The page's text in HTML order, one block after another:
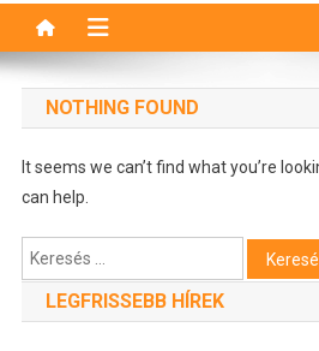
NOTHING FOUND
It seems we can’t find what you’re
can help.
Keresés:
LEGFRISSEBB HÍREK